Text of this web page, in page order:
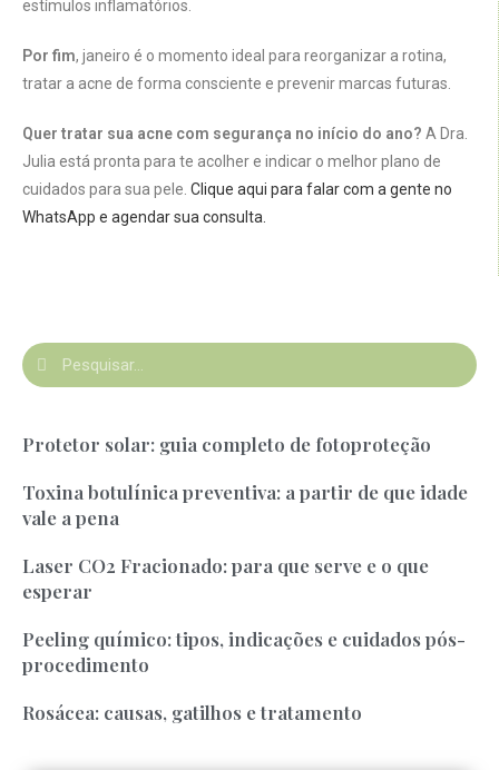
estímulos inflamatórios.
Por fim, janeiro é o momento ideal para reorganizar a rotina,
tratar a acne de forma consciente e prevenir marcas futuras.
Quer tratar sua acne com segurança no início do ano? A Dra.
Julia está pronta para te acolher e indicar o melhor plano de
cuidados para sua pele. Clique aqui para falar com a gente no
WhatsApp e agendar sua consulta.
Protetor solar: guia completo de fotoproteção
Toxina botulínica preventiva: a partir de que idade
vale a pena
Laser CO2 Fracionado: para que serve e o que
esperar
Peeling químico: tipos, indicações e cuidados pós-
procedimento
Rosácea: causas, gatilhos e tratamento